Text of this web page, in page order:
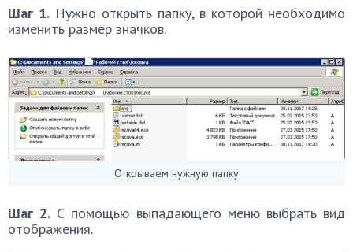
Шаг 1. Нужно открыть папку, в которой необходимо
изменить размер значков.
Открываем нужную папку
Шаг 2. С помощью выпадающего меню выбрать вид
отображения.